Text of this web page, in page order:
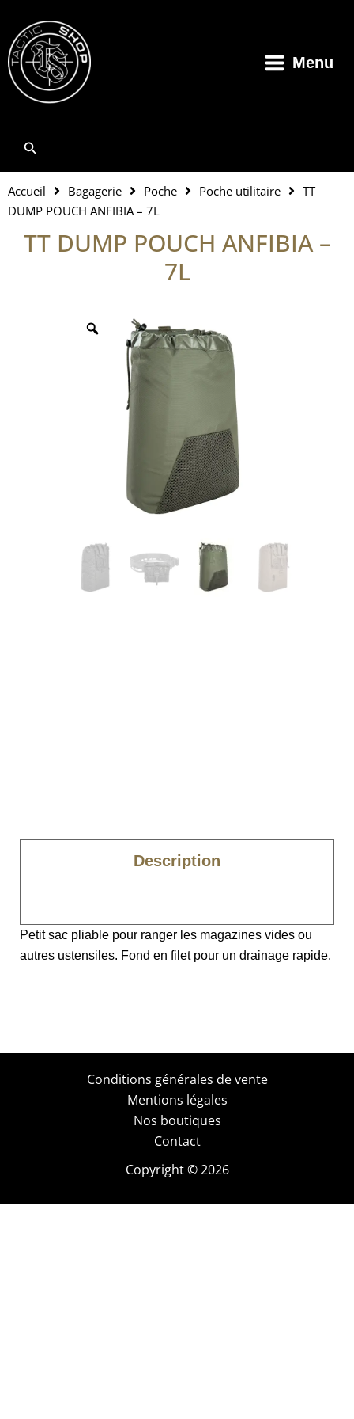
contenu
Menu
Rechercher
Accueil Bagagerie Poche Poche utilitaire
TT
DUMP POUCH ANFIBIA – 7L
TT DUMP POUCH ANFIBIA –
7L
Description
Petit sac pliable pour ranger les magazines vides ou
autres ustensiles. Fond en filet pour un drainage rapide.
Conditions générales de vente
Mentions légales
Nos boutiques
Contact
Copyright © 2026